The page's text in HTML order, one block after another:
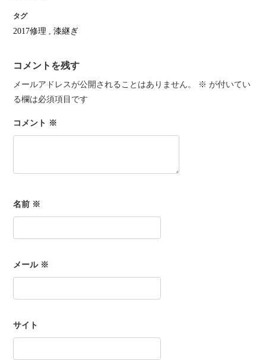
タグ
2017修理 ,漆継ぎ
コメントを残す
メールアドレスが公開されることはありません。 ※ が付いてい
る欄は必須項目です
コメント ※
名前 ※
メール ※
サイト